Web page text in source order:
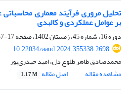
بر عوامل عملکردی و کالبدی
دوره 16، شماره 45، زمستان 1402، صفحه
17-37
10.22034/aaud.2024.355338.2698
محمدصادق طاهر طلوع دل، امید حیدری‌پور
مشاهده مقاله
اصل مقاله 1.17 M